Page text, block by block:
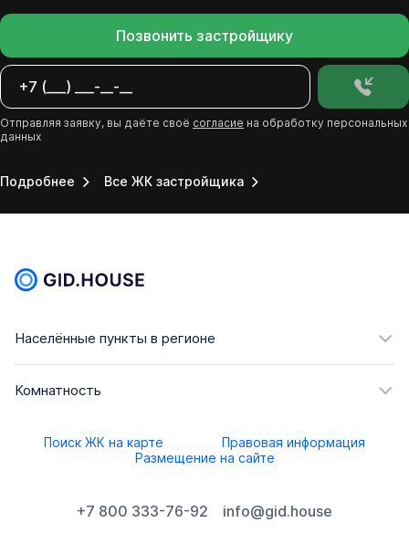
Позвонить застройщику
Отправляя заявку, вы даёте своё согласие на обработку персональных
данных
Подробнее Все ЖК застройщика
Населённые пункты в регионе
Комнатность
Поиск ЖК на карте
Правовая информация
Размещение на сайте
+7 800 333-76-92 info@gid.house